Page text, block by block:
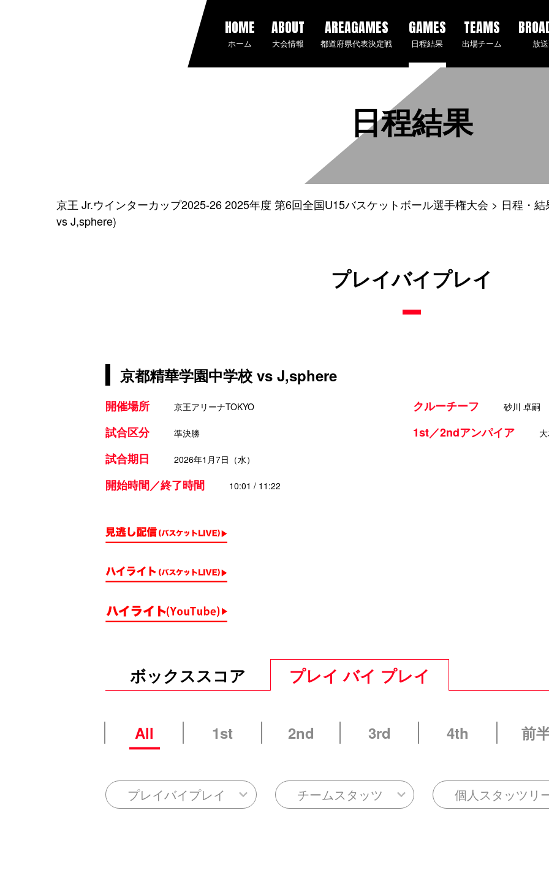
HOME
ホーム
ABOUT
大会情報
AREAGAMES
都道府県代表決定戦
GAMES
日程結果
TEAMS
出場チーム 放
日程結果
京王 Jr.ウインターカップ2025-26 2025年度 第6回全国U15バスケットボール選手権大会 日程・結
vs J,sphere)
プレイバイプレイ
京都精華学園中学校 vs J,sphere
開催場所 京王アリーナTOKYO
試合区分 準決勝
試合期日 2026年1月7日（水）
開始時間／終了時間 10:01 / 11:22
クルーチーフ 砂川 卓嗣
1st／2ndアンパイア
ボックススコア プレイ バイ プレイ
All 1st 2nd 3rd 4th 前
プレイバイプレイ チームスタッツ 個人スタッツリ